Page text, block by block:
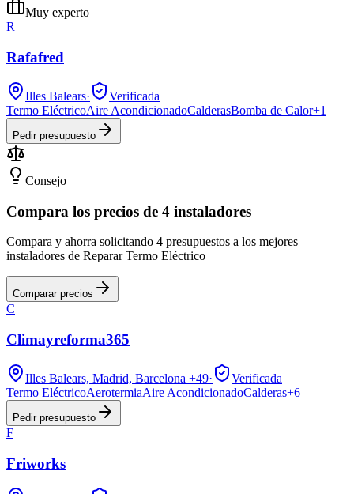
Muy experto
R
Rafafred
Illes Balears·
Verificada
Termo EléctricoAire AcondicionadoCalderasBomba de Calor+1
Pedir presupuesto
Consejo
Compara los precios de 4 instaladores
Compara y ahorra solicitando 4 presupuestos a los mejores
instaladores de Reparar Termo Eléctrico
Comparar precios
C
Climayreforma365
Illes Balears, Madrid, Barcelona +49·
Verificada
Termo EléctricoAerotermiaAire AcondicionadoCalderas+6
Pedir presupuesto
F
Friworks